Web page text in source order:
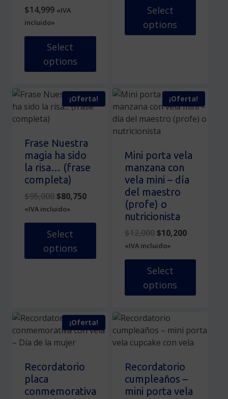
en
la
página
producto
$14,999 «IVA
incluido»
Select
options
Select
options
¡Oferta!
Frase Nuestra
magia ha sido
la risa… (frase
completa)
$95,000Original
price
was:
$95,000.
$80,750Current
is:
«IVA incluido»
Select
options
variantes.
opciones
pueden
elegir
en
¡Oferta!
Mini porta vela
manzana con
vela mini – día
del maestro
(profe) o
nutricionista
$12,000 Original
price
was:
$12,000.
$10,200Current
is:
«IVA incluido»
Select
options
producto
tiene
múltiples
variantes.
Las
opciones
se
¡Oferta!
Recordatorio
placa
conmemorativa
Recordatorio
cumpleaños –
mini porta vela